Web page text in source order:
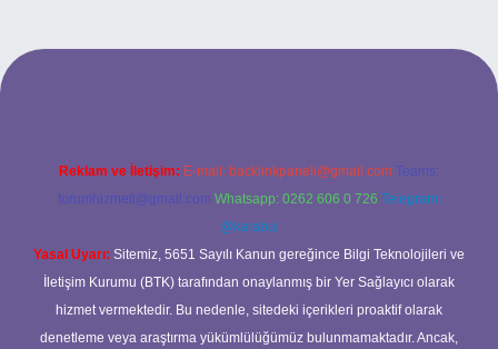
güncel giriş
Reklam ve İletişim: E-mail: backlinkpaneli@gmail.com Teams:
forumhizmeti@gmail.com Whatsapp: 0262 606 0 726 Telegram:
@karabul
Yasal Uyarı: Sitemiz, 5651 Sayılı Kanun gereğince Bilgi Teknolojileri ve
İletişim Kurumu (BTK) tarafından onaylanmış bir Yer Sağlayıcı olarak
hizmet vermektedir. Bu nedenle, sitedeki içerikleri proaktif olarak
denetleme veya araştırma yükümlülüğümüz bulunmamaktadır. Ancak,